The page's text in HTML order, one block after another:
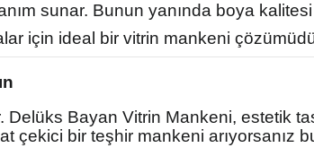
sunar. Bunun yanında boya
için ideal bir vitrin mankeni
Bayan Vitrin Mankeni, estetik
çekici bir teşhir mankeni arıyorsanız